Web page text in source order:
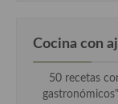
Cocina con
50 recetas